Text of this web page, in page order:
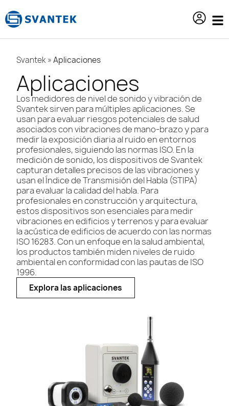
Svantek»Aplicaciones
Aplicaciones
Los medidores de nivel de sonido y vibración de
Svantek sirven para múltiples aplicaciones. Se
usan para evaluar riesgos potenciales de salud
asociados con vibraciones de mano-brazo y para
medir la exposición diaria al ruido en entornos
profesionales, siguiendo las normas ISO. En la
medición de sonido, los dispositivos de Svantek
capturan detalles precisos de las vibraciones y
usan el Índice de Transmisión del Habla (STIPA)
para evaluar la calidad del habla. Para
profesionales en construcción y arquitectura,
estos dispositivos son esenciales para medir
vibraciones en edificios y terrenos y para evaluar
la acústica de edificios de acuerdo con las normas
ISO 16283. Con un enfoque en la salud ambiental,
los productos también miden niveles de ruido
ambiental en conformidad con las pautas de ISO
1996.
Explora las aplicaciones